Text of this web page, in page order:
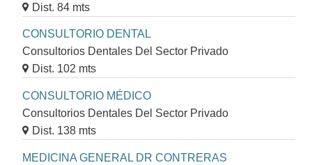
Dist. 84 mts
CONSULTORIO DENTAL
Consultorios Dentales Del Sector Privado
Dist. 102 mts
CONSULTORIO MÉDICO
Consultorios Dentales Del Sector Privado
Dist. 138 mts
MEDICINA GENERAL DR CONTRERAS